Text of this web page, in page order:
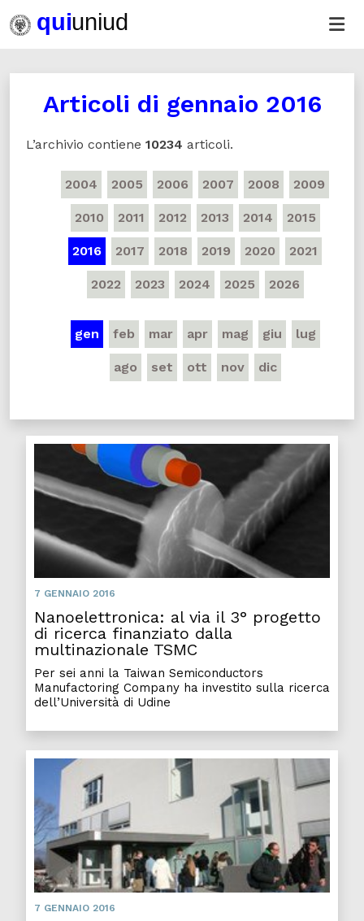
Articoli di gennaio 2016
L’archivio contiene 10234 articoli.
2004 2005 2006 2007 2008 2009
2010 2011 2012 2013 2014 2015
2016 2017 2018 2019 2020 2021
2022 2023 2024 2025 2026
gen feb mar apr mag giu lug
ago set ott nov dic
7 GENNAIO 2016
Nanoelettronica: al via il 3° progetto
di ricerca finanziato dalla
multinazionale TSMC
Per sei anni la Taiwan Semiconductors
Manufactoring Company ha investito sulla ricerca
dell’Università di Udine
7 GENNAIO 2016